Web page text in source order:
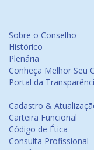
Sobre o Conselho
Histórico
Plenária
Conheça Melhor Seu
Portal da
Cadastro &
Carteira Funcional
Código de Ética
Consulta Profissional